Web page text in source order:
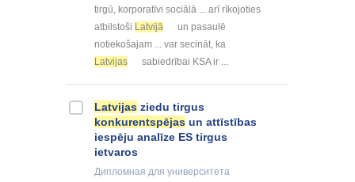
tirgū, korporatīvi sociālā ... arī rīkojoties
atbilstoši Latvijā
un pasaulē
notiekošajam ... var secināt, ka
Latvijas
sabiedrībai KSA ir ...
Latvijas ziedu tirgus
konkurentspējas un attīstības
iespēju analīze ES tirgus
ietvaros
Дипломная для университета